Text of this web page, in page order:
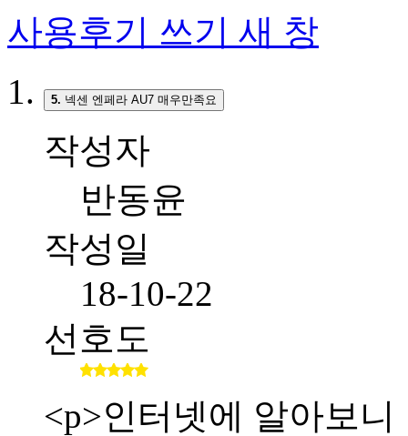
사용후기 쓰기 새 창
5. 넥센 엔페라 AU7 매우만족요
작성자
반동윤
작성일
18-10-22
선호도
<p>인터넷에 알아보